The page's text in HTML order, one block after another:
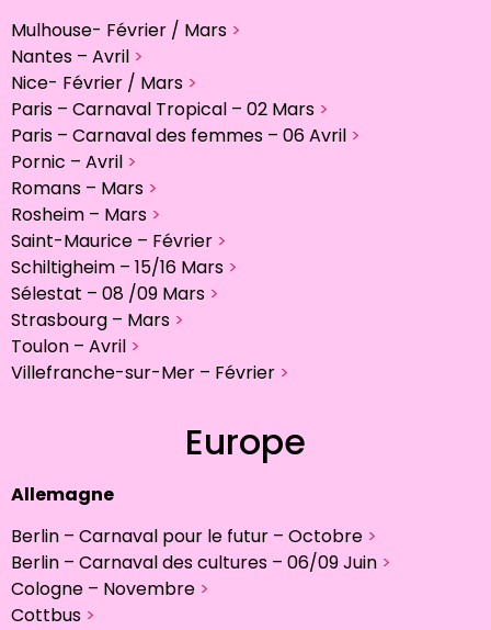
Mulhouse- Février / Mars >
Nantes – Avril >
Nice- Février / Mars >
Paris – Carnaval Tropical – 02 Mars >
Paris – Carnaval des femmes – 06 Avril >
Pornic – Avril >
Romans – Mars >
Rosheim – Mars >
Saint-Maurice – Février >
Schiltigheim – 15/16 Mars >
Sélestat – 08 /09 Mars >
Strasbourg – Mars >
Toulon – Avril >
Villefranche-sur-Mer – Février >
Europe
Allemagne
Berlin – Carnaval pour le futur – Octobre >
Berlin – Carnaval des cultures – 06/09 Juin >
Cologne – Novembre >
Cottbus >